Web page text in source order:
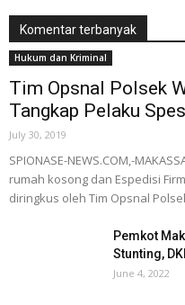
Komentar terbanyak
Hukum dan Kriminal
Tim Opsnal Polsek
Tangkap Pelaku
July 30, 2019
SPIONASE-NEWS.COM,-
rumah kosong dan Espedisi
diringkus oleh Tim Opsnal
Pemkot
Stunting,
June 4, 2022